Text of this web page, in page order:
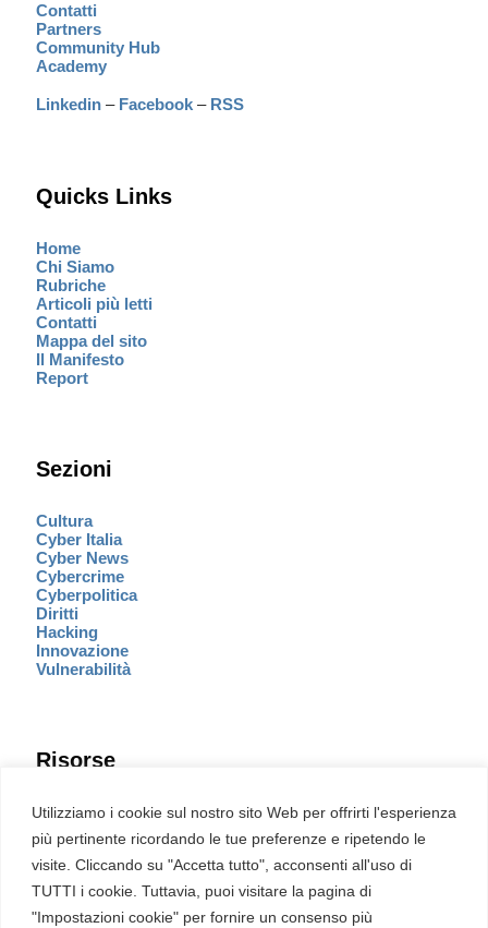
Utilizziamo i cookie sul nostro sito Web per offrirti l'esperienza
più pertinente ricordando le tue preferenze e ripetendo le
visite. Cliccando su "Accetta tutto", acconsenti all'uso di
TUTTI i cookie. Tuttavia, puoi visitare la pagina di
"Impostazioni cookie" per fornire un consenso più
Contatti
Partners
Community Hub
Academy
Linkedin – Facebook – RSS
Quicks Links
Home
Chi Siamo
Rubriche
Articoli più letti
Contatti
Mappa del sito
Il Manifesto
Report
Sezioni
Cultura
Cyber Italia
Cyber News
Cybercrime
Cyberpolitica
Diritti
Hacking
Innovazione
Vulnerabilità
Risorse
Eventi
Fumetto Cyber
Newsletter
Servizi
Pubblicità
English